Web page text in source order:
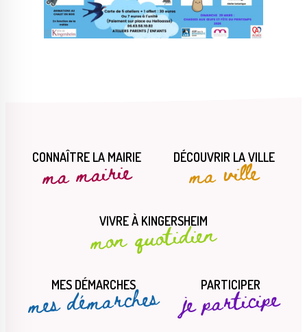
CONNAÎTRE LA MAIRIE
ma mairie DÉCOUVRIR LA VILLE
ma ville
VIVRE À KINGERSHEIM
mon quotidien
MES DÉMARCHES
mes démarches PARTICIPER
je participe